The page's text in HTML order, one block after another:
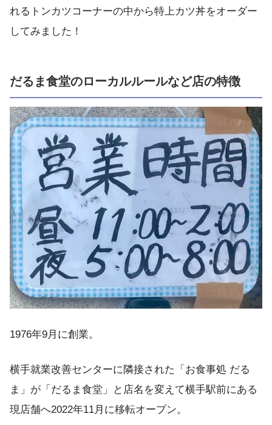
れるトンカツコーナーの中から特上カツ丼をオーダー
してみました！
だるま食堂のローカルルールなど店の特徴
1976年9月に創業。
横手就業改善センターに隣接された「お食事処 だる
ま」が「だるま食堂」と店名を変えて横手駅前にある
現店舗へ2022年11月に移転オープン。